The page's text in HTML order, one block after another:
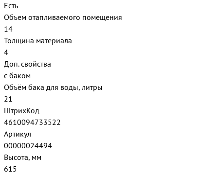
Есть
Объем отапливаемого помещения
14
Толщина материала
4
Доп. свойства
с баком
Объём бака для воды, литры
21
ШтрихКод
4610094733522
Артикул
00000024494
Высота, мм
615